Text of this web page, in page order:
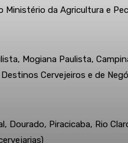
da Agricultura e
Mogiana Paulista,
Cervejeiros e de
Piracicaba, Rio